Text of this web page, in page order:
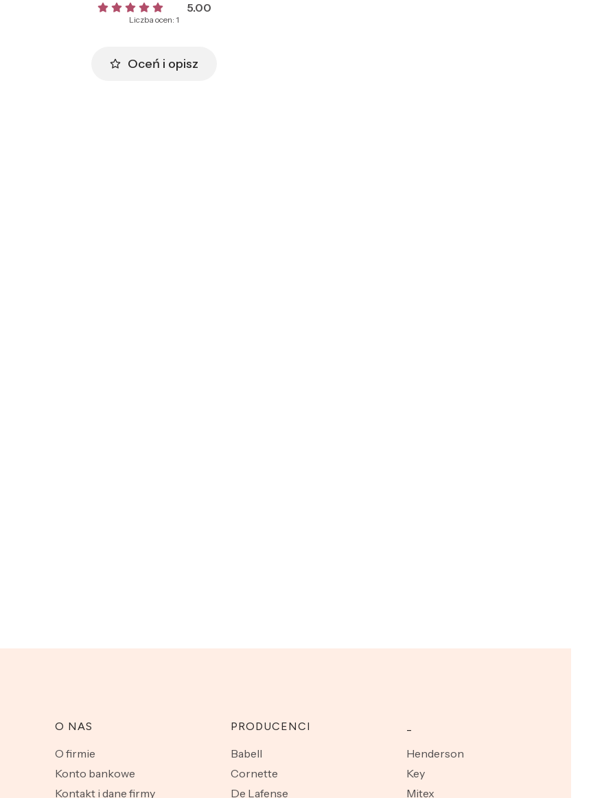
5.00
Liczba ocen: 1
Oceń i opisz
O NAS
O firmie
Konto bankowe
Kontakt i dane firmy
PRODUCENCI
Babell
Cornette
De Lafense
Henderson
Key
Mitex